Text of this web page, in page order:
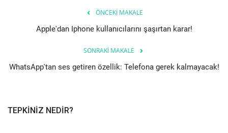
Galeri
ÖNCEKI MAKALE
Apple'dan Iphone kullanıcılarını şaşırtan karar!
SONRAKI MAKALE
WhatsApp'tan ses getiren özellik: Telefona gerek kalmayacak!
TEPKINIZ NEDIR?